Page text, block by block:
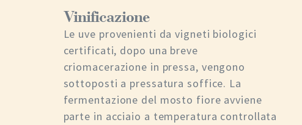
Vinificazione
Le uve provenienti da vigneti biologici
certificati, dopo una breve
criomacerazione in pressa, vengono
sottoposti a pressatura soffice. La
fermentazione del mosto fiore avviene
parte in acciaio a temperatura controllata